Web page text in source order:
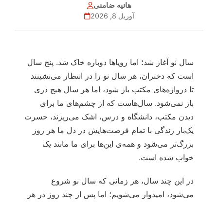
هانیه ضامنی
آوریل 8, 2026
سال نو آغاز شد؛ اما رویاها دوباره خاک شد. پنج سال
است که دختران، هر سال نو را در انتظار می‌نشینند
تا دروازه‌های مکتب باز شود، اما هر سال هیچ دری
باز نمی‌شود. سال‌هاست که از چشم‌های ما برای
دیدن مکتب، دانشگاه و درس، اشک می‌ریزند، حسرت
یک‌بار زندگی با تمام فرصت‌هایش در دل ما هر روز
بزرگ‌تر می‌شود و همه‌ی این‌ها برای ما مانند یک
خواب شده است.
در این چند سال، هر زمانی که سال نو شروع
می‌شود، امیدوار می‌شویم؛ اما پس از چند روز در هر